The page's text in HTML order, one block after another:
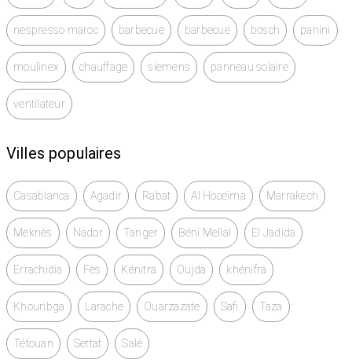
nespresso maroc barbecue barbecue bosch panini
moulinex chauffage siemens panneau solaire
ventilateur
Villes populaires
Casablanca Agadir Rabat Al Hoceïma Marrakech
Meknès Nador Tanger Béni Mellal El Jadida
Errachidia Fès Kénitra Oujda khénifra
Khouribga Larache Ouarzazate Safi Taza
Tétouan Settat Salé